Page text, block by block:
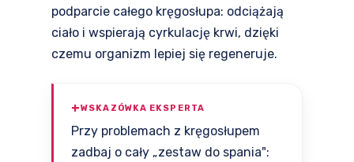
podparcie całego kręgosłupa: odciążają
ciało i wspierają cyrkulację krwi, dzięki
czemu organizm lepiej się regeneruje.
WSKAZÓWKA EKSPERTA
Przy problemach z kręgosłupem
zadbaj o cały „zestaw do spania":